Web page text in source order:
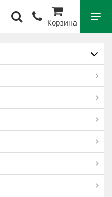
Корзина